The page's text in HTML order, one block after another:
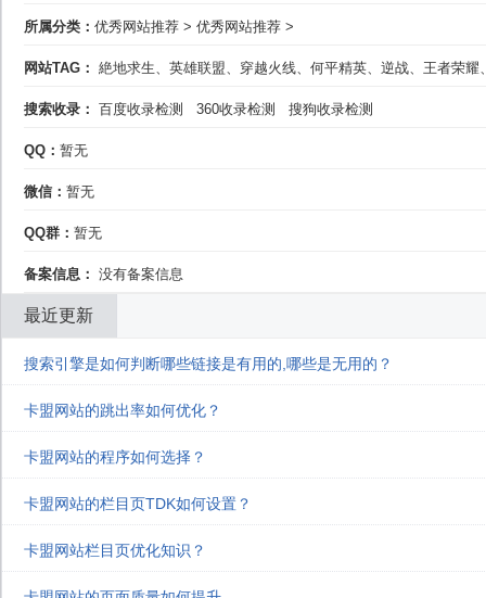
所属分类： 优秀网站推荐 > 优秀网站推荐 >
网站TAG： 絶地求生、英雄联盟、穿越火线、何平精英、逆战、王者荣耀
搜索收录： 百度收录检测 360收录检测 搜狗收录检测
QQ： 暂无
微信： 暂无
QQ群： 暂无
备案信息： 没有备案信息
最近更新
搜索引擎是如何判断哪些链接是有用的,哪些是无用的？
卡盟网站的跳出率如何优化？
卡盟网站的程序如何选择？
卡盟网站的栏目页TDK如何设置？
卡盟网站栏目页优化知识？